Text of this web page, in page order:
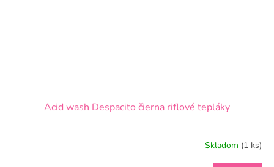
Acid wash Despacito čierna riflové tepláky
Skladom (1 ks)